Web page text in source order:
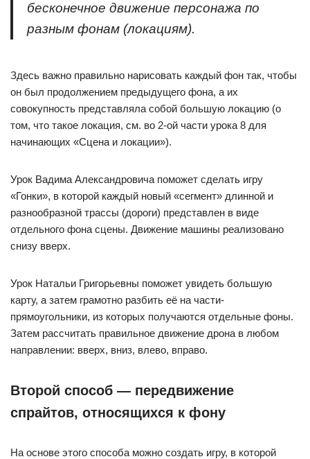
бесконечное движение персонажа по
разным фонам (локациям).
Здесь важно правильно нарисовать каждый фон так, чтобы
он был продолжением предыдущего фона, а их
совокупность представляла собой большую локацию (о
том, что такое локация, см. во 2-ой части урока 8 для
начинающих «Сцена и локации»).
Урок Вадима Александровича поможет сделать игру
«Гонки», в которой каждый новый «сегмент» длинной и
разнообразной трассы (дороги) представлен в виде
отдельного фона сцены. Движение машины реализовано
снизу вверх.
Урок Натальи Григорьевны поможет увидеть большую
карту, а затем грамотно разбить её на части-
прямоугольники, из которых получаются отдельные фоны.
Затем рассчитать правильное движение дрона в любом
направлении: вверх, вниз, влево, вправо.
Второй способ — передвижение
спрайтов, относящихся к фону
На основе этого способа можно создать игру, в которой